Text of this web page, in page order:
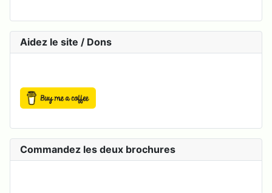
Aidez le site / Dons
Commandez les deux brochures